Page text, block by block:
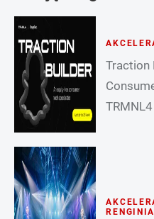
Traction
RENGINIAI